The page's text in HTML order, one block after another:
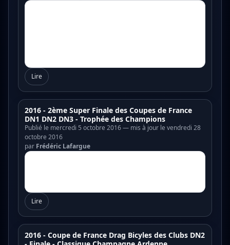
Lire
2016 - 2ème Super Finale des Coupes de France
DN1 DN2 DN3 - Trophée des Champions
Publié le mercredi 5 octobre 2016 — mis à jour le vendredi 28
octobre 2016
par Frédéric Lafargue
Lire
2016 - Coupe de France Drag Bicyles des Clubs DN2